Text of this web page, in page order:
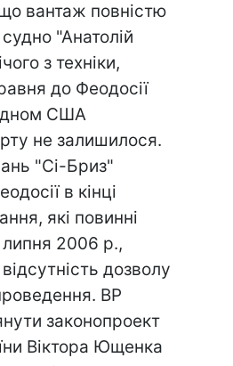
вантаж повністю
"Анатолій
з техніки,
до Феодосії
США
не залишилося.
"Сі-Бриз"
в кінці
які повинні
липня 2006 р.,
дозволу
ВР
законопроект
Віктора Ющенка